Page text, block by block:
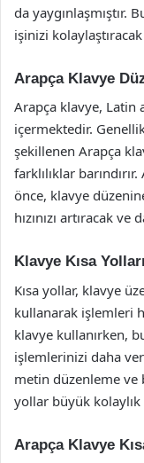
da yaygınlaşmıştır.
işinizi kolaylaştıracak
Arapça Klavye
Arapça klavye, Latin
içermektedir.
şekillenen Arapça
farklılıklar
önce, klavye
hızınızı artıracak
Klavye Kısa
Kısa yollar, klavye
kullanarak işlemleri
klavye kullanırken,
işlemlerinizi daha
metin düzenleme ve
yollar büyük kolaylık
Arapça Klavye